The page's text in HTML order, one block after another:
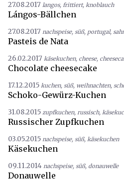
27.08.2017 langos, frittiert, knoblauch
Lángos-Bällchen
27.08.2017 nachspeise, süß, portugal,
Pasteis de Nata
26.02.2017 käsekuchen, cheese,
Chocolate cheesecake
17.12.2015 kuchen, süß, weihnachten,
Schoko-Gewürz-Kuchen
31.08.2015 zupfkuchen, russisch,
Russischer Zupfkuchen
03.05.2015 nachspeise, süß, käsekuchen
Käsekuchen
09.11.2014 nachspeise, süß, donauwelle
Donauwelle